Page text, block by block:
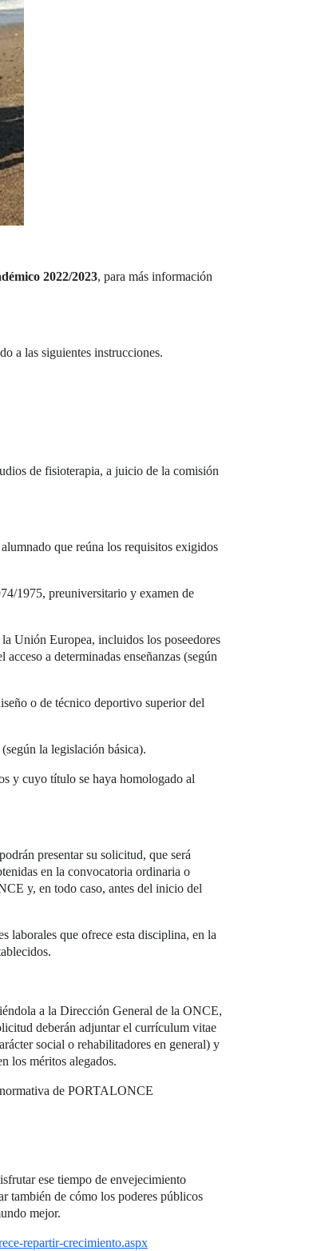
2022/2023, para más información
a las siguientes instrucciones.
de fisioterapia, a juicio de la comisión
que reúna los requisitos exigidos
1975, preuniversitario y examen de
Unión Europea, incluidos los poseedores
a determinadas enseñanzas (según
o de técnico deportivo superior del
la legislación básica).
y cuyo título se haya homologado al
presentar su solicitud, que será
en la convocatoria ordinaria o
y, en todo caso, antes del inicio del
laborales que ofrece esta disciplina, en la
a la Dirección General de la ONCE,
deberán adjuntar el currículum vitae
social o rehabilitadores en general) y
los méritos alegados.
normativa de PORTALONCE
ese tiempo de envejecimiento
también de cómo los poderes públicos
mejor.
repartir-crecimiento.aspx